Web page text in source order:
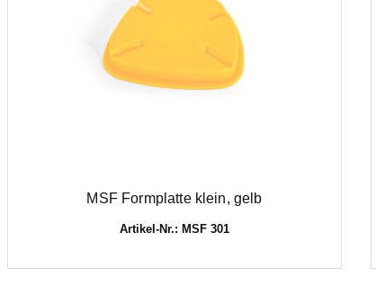
MSF Formplatte klein, gelb
Artikel-Nr.: MSF 301